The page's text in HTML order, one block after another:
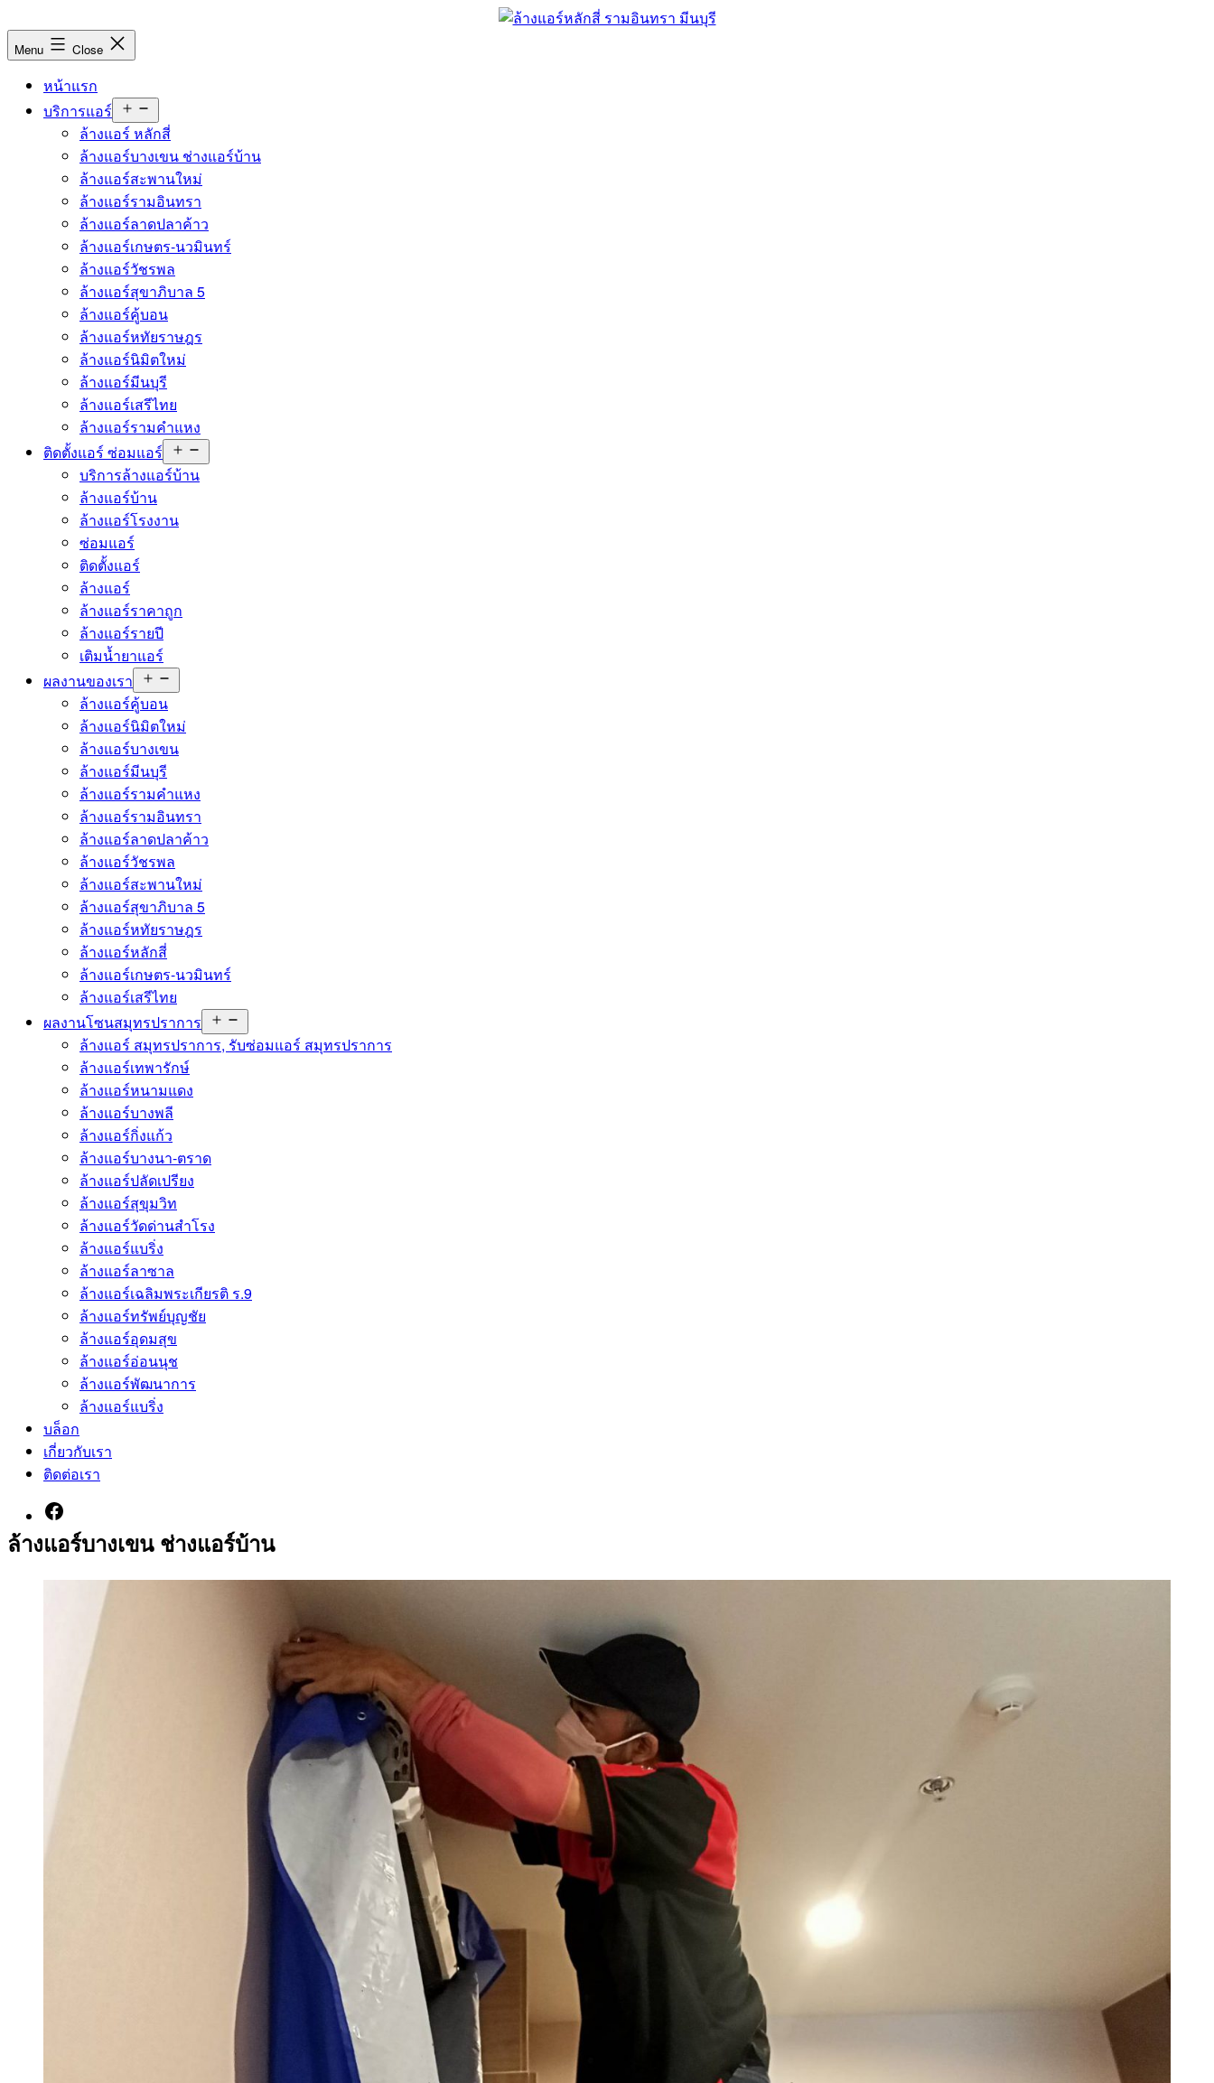
Menu Close
หน้าแรก
บริการแอร์
ล้างแอร์ หลักสี่
ล้างแอร์บางเขน ช่างแอร์บ้าน
ล้างแอร์สะพานใหม่
ล้างแอร์รามอินทรา
ล้างแอร์ลาดปลาค้าว
ล้างแอร์เกษตร-นวมินทร์
ล้างแอร์วัชรพล
ล้างแอร์สุขาภิบาล 5
ล้างแอร์คู้บอน
ล้างแอร์หทัยราษฎร
ล้างแอร์นิมิตใหม่
ล้างแอร์มีนบุรี
ล้างแอร์เสรีไทย
ล้างแอร์รามคำแหง
ติดตั้งแอร์ ซ่อมแอร์
บริการล้างแอร์บ้าน
ล้างแอร์บ้าน
ล้างแอร์โรงงาน
ซ่อมแอร์
ติดตั้งแอร์
ล้างแอร์
ล้างแอร์ราคาถูก
ล้างแอร์รายปี
เติมน้ำยาแอร์
ผลงานของเรา
ล้างแอร์คู้บอน
ล้างแอร์นิมิตใหม่
ล้างแอร์บางเขน
ล้างแอร์มีนบุรี
ล้างแอร์รามคำแหง
ล้างแอร์รามอินทรา
ล้างแอร์ลาดปลาค้าว
ล้างแอร์วัชรพล
ล้างแอร์สะพานใหม่
ล้างแอร์สุขาภิบาล 5
ล้างแอร์หทัยราษฎร
ล้างแอร์หลักสี่
ล้างแอร์เกษตร-นวมินทร์
ล้างแอร์เสรีไทย
ผลงานโซนสมุทรปราการ
ล้างแอร์ สมุทรปราการ, รับซ่อมแอร์ สมุทรปราการ
ล้างแอร์เทพารักษ์
ล้างแอร์หนามแดง
ล้างแอร์บางพลี
ล้างแอร์กิ่งแก้ว
ล้างแอร์บางนา-ตราด
ล้างแอร์ปลัดเปรียง
ล้างแอร์สุขุมวิท
ล้างแอร์วัดด่านสำโรง
ล้างแอร์แบริ่ง
ล้างแอร์ลาซาล
ล้างแอร์เฉลิมพระเกียรติ ร.9
ล้างแอร์ทรัพย์บุญชัย
ล้างแอร์อุดมสุข
ล้างแอร์อ่อนนุช
ล้างแอร์พัฒนาการ
ล้างแอร์แบริ่ง
บล็อก
เกี่ยวกับเรา
ติดต่อเรา
ล้างแอร์บางเขน ช่างแอร์บ้าน